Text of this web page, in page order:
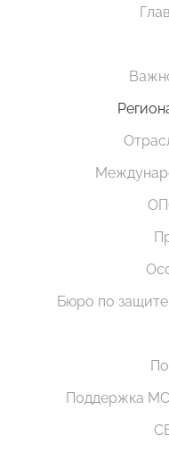
Бюро по
Поддержка